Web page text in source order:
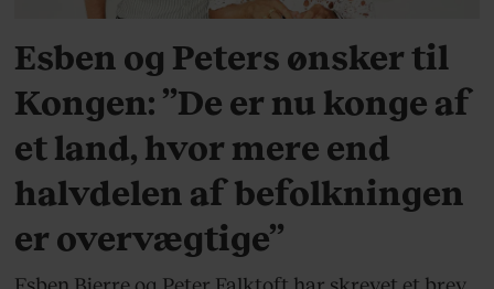
Esben og Peters ønsker til
Kongen: ”De er nu konge af
et land, hvor mere end
halvdelen af befolkningen
er overvægtige”
Esben Bjerre og Peter Falktoft har skrevet et brev